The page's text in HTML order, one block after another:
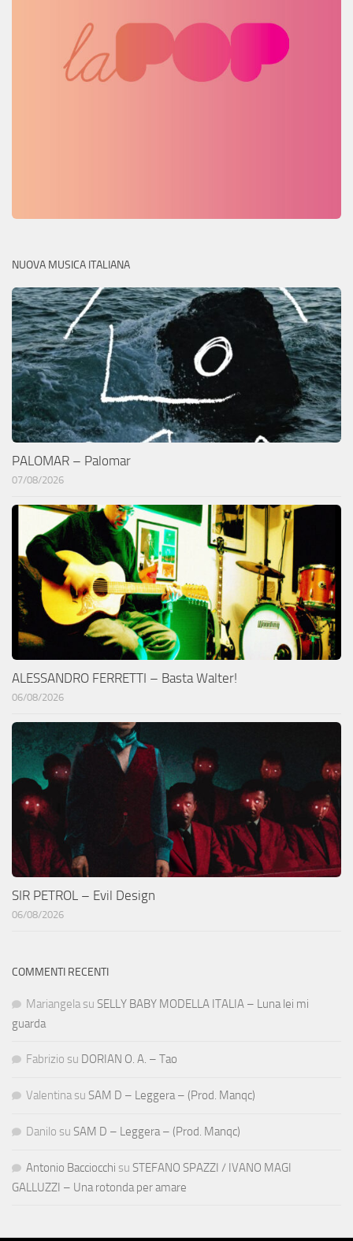
NUOVA MUSICA ITALIANA
PALOMAR – Palomar
07/08/2026
ALESSANDRO FERRETTI – Basta Walter!
06/08/2026
SIR PETROL – Evil Design
06/08/2026
COMMENTI RECENTI
Mariangela su SELLY BABY MODELLA ITALIA – Luna lei mi
guarda
Fabrizio su DORIAN O. A. – Tao
Valentina su SAM D – Leggera – (Prod. Manqc)
Danilo su SAM D – Leggera – (Prod. Manqc)
Antonio Bacciocchi su STEFANO SPAZZI / IVANO MAGI
GALLUZZI – Una rotonda per amare